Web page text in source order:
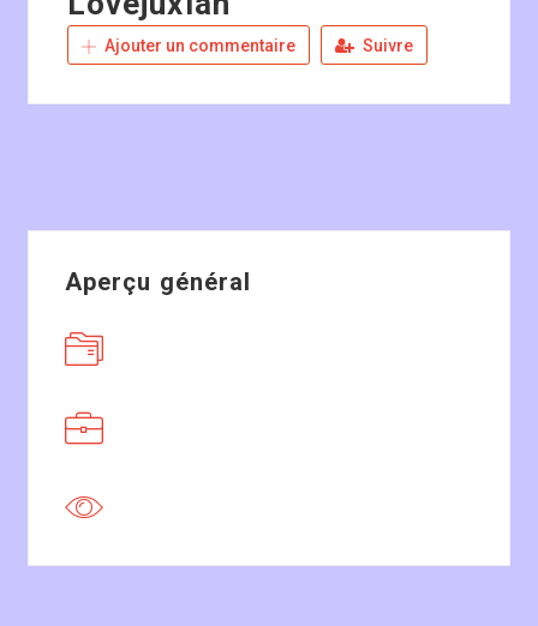
Ajouter un commentaire Suivre
Aperçu général